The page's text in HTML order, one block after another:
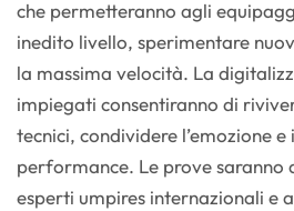
che permetteranno agli
inedito livello, sperimentare
la massima velocità. La
impiegati consentiranno di
tecnici, condividere l’emozione e
performance. Le prove saranno
esperti umpires internazionali e